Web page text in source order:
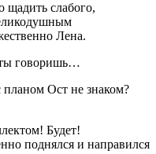
слабого,
Лена.
говоришь…
Ост не знаком?
Будет!
поднялся и направился